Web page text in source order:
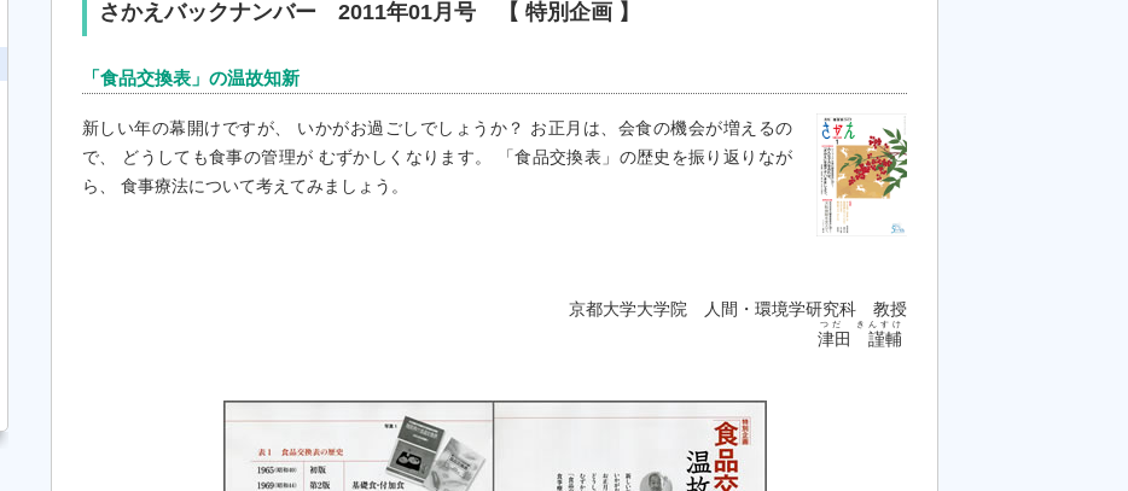
さかえバックナンバー 2011年01月号 【 特別企画 】
「食品交換表」の温故知新
新しい年の幕開けですが、 いかがお過ごしでしょうか？ お正月は、会食の機会が増えるの
で、 どうしても食事の管理が むずかしくなります。 「食品交換表」の歴史を振り返りなが
ら、 食事療法について考えてみましょう。
京都大学大学院 人間・環境学研究科 教授
津田 謹輔
つだ きんすけ